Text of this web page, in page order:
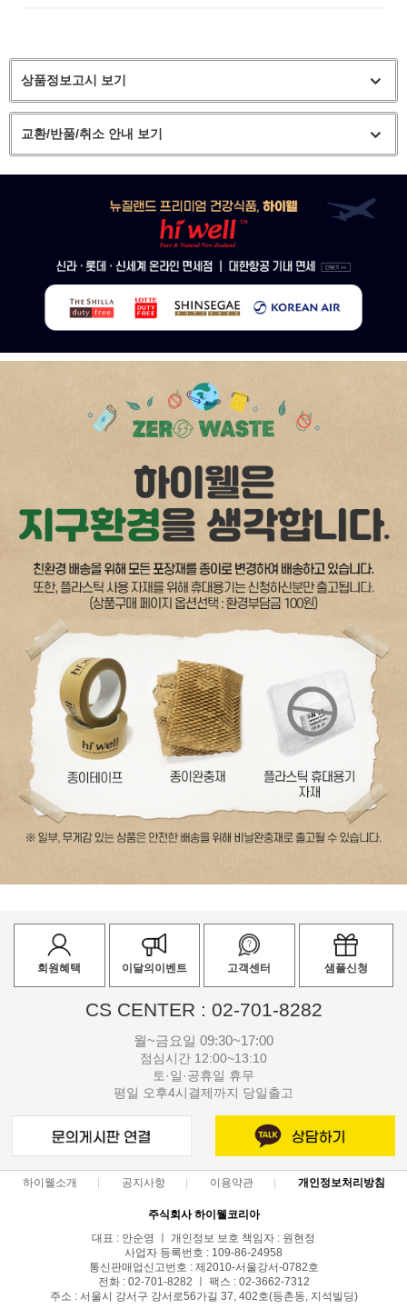
상품정보고시 보기
교환/반품/취소 안내 보기
회원혜택 이달의이벤트 고객센터 샘플신청
CS CENTER : 02-701-8282
월~금요일 09:30~17:00
점심시간 12:00~13:10
토·일·공휴일 휴무
평일 오후4시결제까지 당일출고
하이웰소개 공지사항 이용약관 개인정보처리방침
주식회사 하이웰코리아
대표 : 안순영 ㅣ 개인정보 보호 책임자 : 원현정
사업자 등록번호 : 109-86-24958
통신판매업신고번호 : 제2010-서울강서-0782호
전화 : 02-701-8282 ㅣ 팩스 : 02-3662-7312
주소 : 서울시 강서구 강서로56가길 37, 402호(등촌동, 지석빌딩)